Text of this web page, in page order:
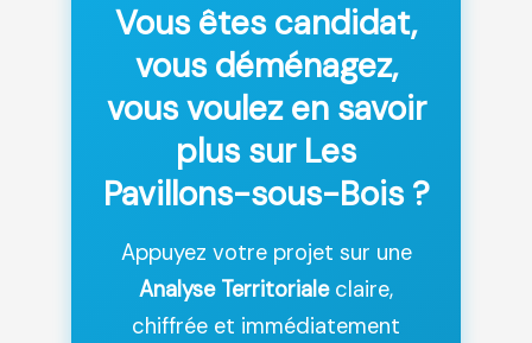
Vous êtes candidat,
vous déménagez,
vous voulez en savoir
plus sur Les
Pavillons-sous-Bois ?
Appuyez votre projet sur une
Analyse Territorialeclaire,
chiffrée et immédiatement